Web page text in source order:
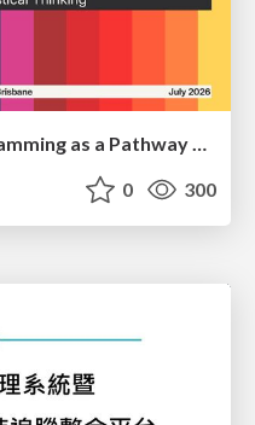
Beyond the Prompt: Programming as a Pathway to Statistical Thinking
0 300